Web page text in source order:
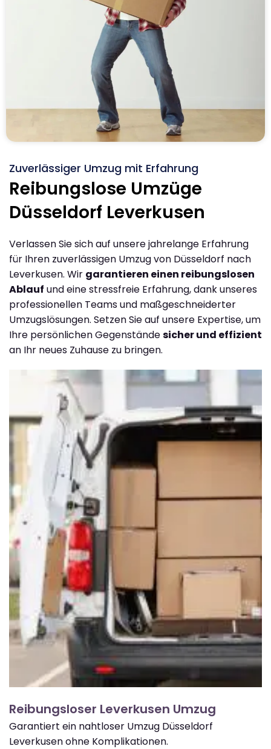
Zuverlässiger Umzug mit Erfahrung
Reibungslose Umzüge
Düsseldorf Leverkusen
Verlassen Sie sich auf unsere jahrelange Erfahrung
für Ihren zuverlässigen Umzug von Düsseldorf nach
Leverkusen. Wir garantieren einen reibungslosen
Ablauf und eine stressfreie Erfahrung, dank unseres
professionellen Teams und maßgeschneiderter
Umzugslösungen. Setzen Sie auf unsere Expertise, um
Ihre persönlichen Gegenständesicher und effizient
an Ihr neues Zuhause zu bringen.
Reibungsloser Leverkusen Umzug
Garantiert ein nahtloser Umzug Düsseldorf
Leverkusen ohne Komplikationen.